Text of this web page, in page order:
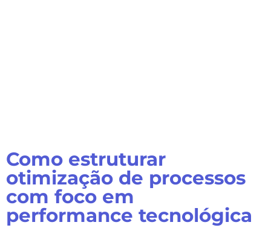
Como estruturar
otimização de processos
com foco em
performance tecnológica